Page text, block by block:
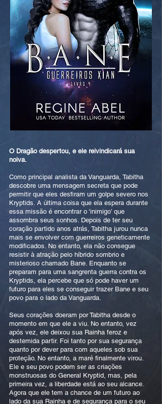
O Dragão despertou, e ele reivindicará sua
noiva.
Como principal analista da Vanguarda, Tabitha
descobre uma mensagem secreta que pode
permitir que eles desfiram um golpe severo nos
Kryptids. A última coisa que ela espera durante
essa missão é encontrar o ‘inimigo’ que
assombra seus sonhos. Depois de ter seu
coração partido anos atrás, Tabitha jurou nunca
mais se envolver com guerreiros geneticamente
modificados. No entanto, ela não consegue
resistir à atração pelo híbrido sombrio e
misterioso chamado Bane. Enquanto se
preparam para uma sangrenta guerra contra os
Kryptids, ela percebe que só pode haver um
futuro para eles se conseguir trazer Bane e seu
povo para o lado da Vanguarda.
Seus corações doeram por Tabitha desde o
momento em que ele a viu. No entanto, vez
após vez, ele deixou sua Rainha feroz e
destemida partir. Foi tanto por sua segurança
quanto por dever para com aqueles sob sua
proteção. No entanto, a maré finalmente virou.
Ele e seu povo podem ser as criações
monstruosas do General Kryptid, mas, pela
primeira vez, a liberdade está ao seu alcance.
Agora que ele tem a chance de um futuro ao
lado da sua Rainha e de segurança para o seu